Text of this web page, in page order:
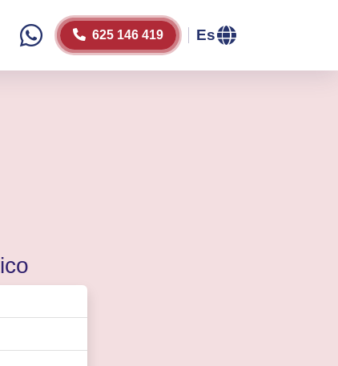
Icono whatsapp
625 146 419 Es